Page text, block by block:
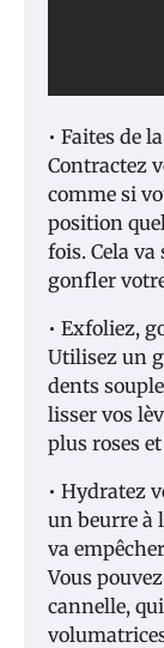
• Faites de
Contractez
comme si
position
fois. Cela
gonfler
• Exfoliez,
Utilisez un
dents
lisser vos
plus roses
• Hydratez
un beurre à
va
Vous
cannelle,